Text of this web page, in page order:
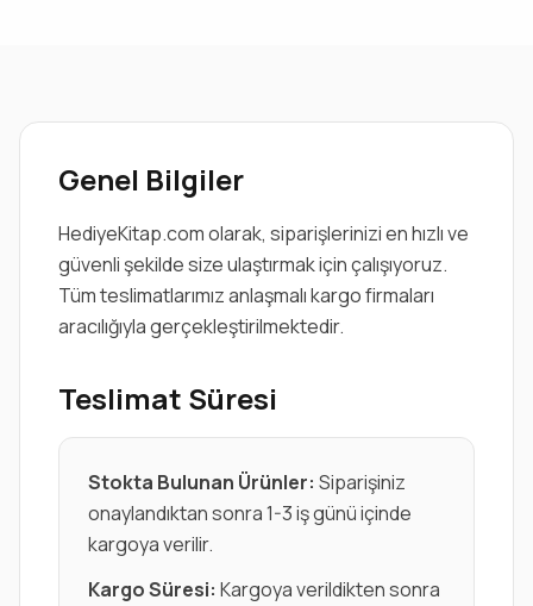
Genel Bilgiler
HediyeKitap.com olarak, siparişlerinizi en hızlı ve
güvenli şekilde size ulaştırmak için çalışıyoruz.
Tüm teslimatlarımız anlaşmalı kargo firmaları
aracılığıyla gerçekleştirilmektedir.
Teslimat Süresi
Stokta Bulunan Ürünler: Siparişiniz
onaylandıktan sonra 1-3 iş günü içinde
kargoya verilir.
Kargo Süresi: Kargoya verildikten sonra